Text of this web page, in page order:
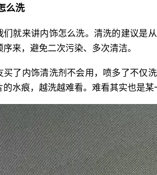
么洗
们就来讲内饰怎么洗。清洗的建议是
来，避免二次污染、多次清洁。
买了内饰清洗剂不会用，喷多了不仅
的水痕，越洗越难看。难看其实也是某